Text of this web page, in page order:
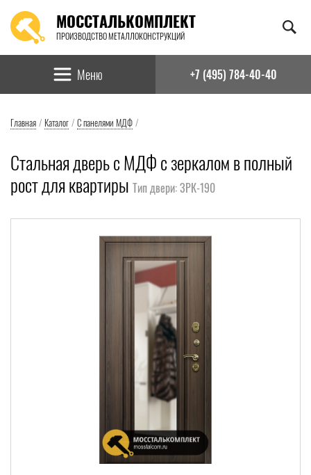
МОССТАЛЬКОМПЛЕКТ
ПРОИЗВОДСТВО МЕТАЛЛОКОНСТРУКЦИЙ
Найти:
Меню +7 (495) 784-40-40
Главная / Каталог / С панелями МДФ /
Стальная дверь с МДФ с зеркалом в полный
рост для квартиры Тип двери: ЗРК-190